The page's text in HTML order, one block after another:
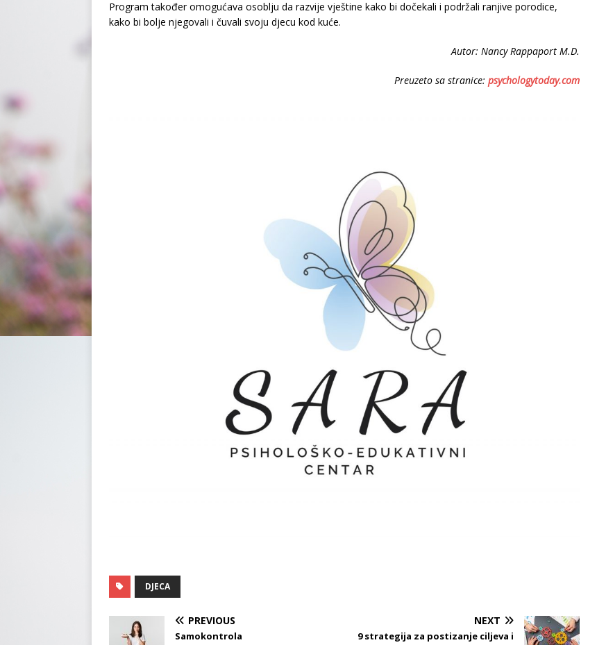
Program također omogućava osoblju da razvije vještine kako bi dočekali i podržali ranjive porodice,
kako bi bolje njegovali i čuvali svoju djecu kod kuće.
Autor: Nancy Rappaport M.D.
Preuzeto sa stranice:psychologytoday.com
DJECA
PREVIOUS
Samokontrola
NEXT
9 strategija za postizanje ciljeva i